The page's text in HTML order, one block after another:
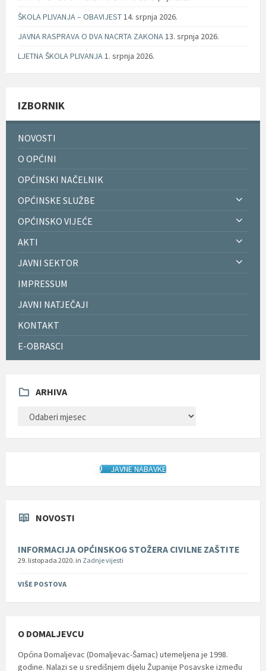
ŠKOLA PLIVANJA – OBAVIJEST 14. srpnja 2026.
JAVNA RASPRAVA O DVA NACRTA ZAKONA 13. srpnja 2026.
LJETNA ŠKOLA PLIVANJA 1. srpnja 2026.
IZBORNIK
NOVOSTI
O OPĆINI
OPĆINSKI NAČELNIK
OPĆINSKE SLUŽBE
OPĆINSKO VIJEĆE
AKTI
JAVNI SEKTOR
IMPRESSUM
JAVNI NATJEČAJI
KONTAKT
E-OBRASCI
ARHIVA
JAVNE NABAVKE
NOVOSTI
INFORMACIJA OPĆINSKOG STOŽERA CIVILNE ZAŠTITE
29. listopada 2020. in Zadnje vijesti
VIŠE POSTOVA
O DOMALJEVCU
Općina Domaljevac (Domaljevac-Šamac) utemeljena je 1998.
godine. Nalazi se u središnjem dijelu Županije Posavske između